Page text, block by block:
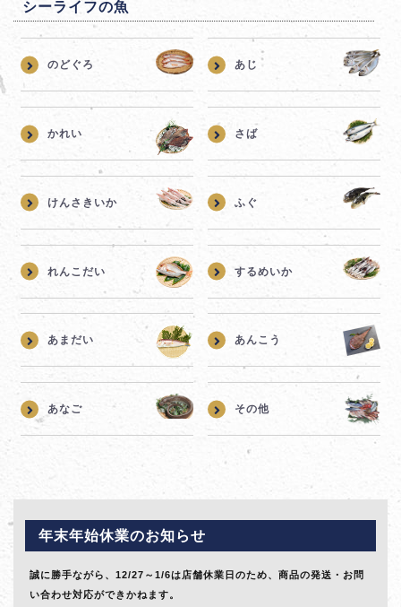
シーライフの魚
のどぐろ あじ
かれい さば
けんさきいか ふぐ
れんこだい するめいか
あまだい あんこう
あなご その他
年末年始休業のお知らせ
誠に勝手ながら、12/27～1/6は店舗休業日のため、商品の発送・お問
い合わせ対応ができかねます。